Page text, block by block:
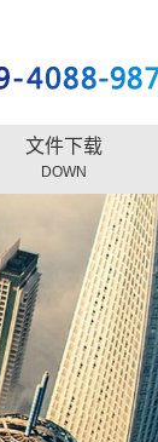
文件下载
DOWN